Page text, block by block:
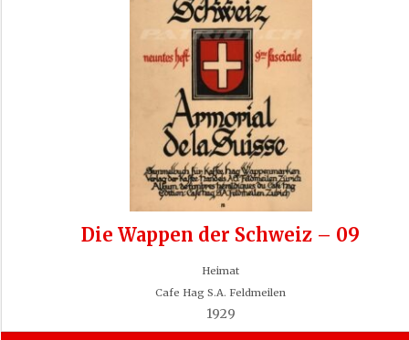
Die Wappen der Schweiz – 09
Heimat
Cafe Hag S.A. Feldmeilen
1929